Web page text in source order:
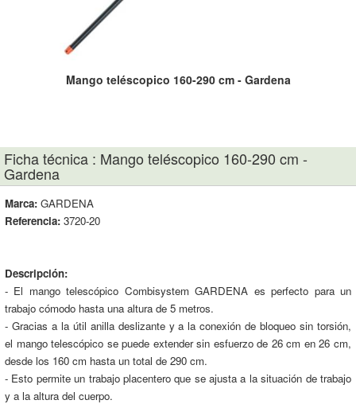
Mango teléscopico 160-290 cm - Gardena
Ficha técnica : Mango teléscopico 160-290 cm -
Gardena
Marca: GARDENA
Referencia: 3720-20
Descripción:
- El mango telescópico Combisystem GARDENA es perfecto para un
trabajo cómodo hasta una altura de 5 metros.
- Gracias a la útil anilla deslizante y a la conexión de bloqueo sin torsión,
el mango telescópico se puede extender sin esfuerzo de 26 cm en 26 cm,
desde los 160 cm hasta un total de 290 cm.
- Esto permite un trabajo placentero que se ajusta a la situación de trabajo
y a la altura del cuerpo.